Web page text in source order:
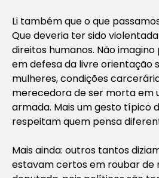
Li também que o que
Que deveria ter sido
direitos humanos. Não
em defesa da livre orientação
mulheres, condições
merecedora de ser morta em
armada. Mais um gesto típico
respeitam quem pensa
Mais ainda: outros tantos
estavam certos em roubar de